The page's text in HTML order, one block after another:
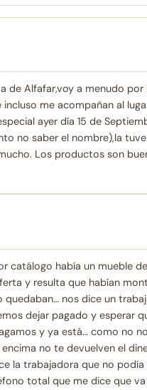
de Alfafar,voy a menudo
me acompañan al
ayer día 15 de
no saber el nombre),la
Los productos son
catálogo había un mueble
y resulta que habían
nos dice un
dejar pagado y esperar
y ya está… como no
no te devuelven el
la trabajadora que no
total que me dice que